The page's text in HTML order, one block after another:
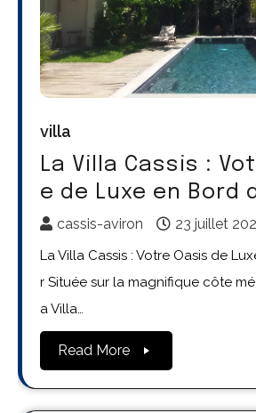
villa
La Villa Cassis :
e de Luxe en Bord
cassis-aviron 23 juillet
La Villa Cassis : Votre Oasis de
r Située sur la magnifique côte
a Villa…
Read More